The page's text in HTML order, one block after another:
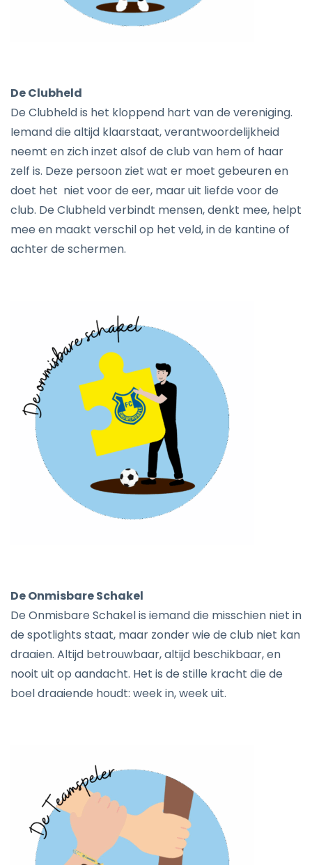
De Clubheld
De Clubheld is het kloppend hart van de vereniging.
Iemand die altijd klaarstaat, verantwoordelijkheid
neemt en zich inzet alsof de club van hem of haar
zelf is. Deze persoon ziet wat er moet gebeuren en
doet het niet voor de eer, maar uit liefde voor de
club. De Clubheld verbindt mensen, denkt mee, helpt
mee en maakt verschil op het veld, in de kantine of
achter de schermen.
De Onmisbare Schakel
De Onmisbare Schakel is iemand die misschien niet in
de spotlights staat, maar zonder wie de club niet kan
draaien. Altijd betrouwbaar, altijd beschikbaar, en
nooit uit op aandacht. Het is de stille kracht die de
boel draaiende houdt: week in, week uit.